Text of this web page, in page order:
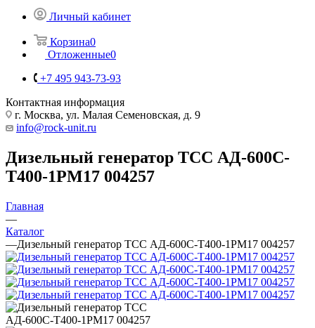
Личный кабинет
Корзина0
Отложенные0
+7 495 943-73-93
Контактная информация
г. Москва, ул. Малая Семеновская, д. 9
info@rock-unit.ru
Дизельный генератор ТСС АД-600С-
Т400-1РМ17 004257
Главная
—
Каталог
—Дизельный генератор ТСС АД-600С-Т400-1РМ17 004257